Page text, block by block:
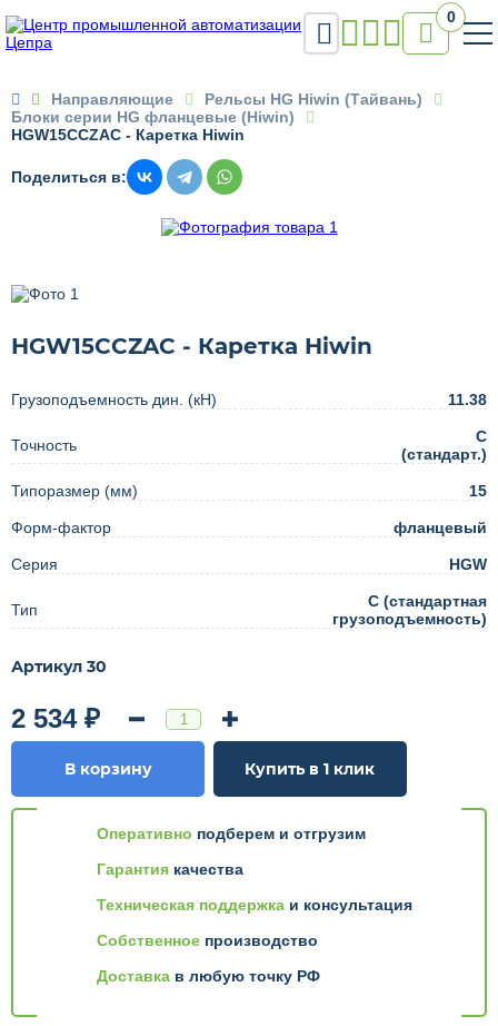
 0
 Направляющие
Рельсы HG Hiwin (Тайвань)
Блоки серии HG фланцевые (Hiwin)
HGW15CCZAC - Каретка Hiwin
Поделиться в:
HGW15CCZAC - Каретка Hiwin
Грузоподъемность дин. (кН) 11.38
Точность
C
(стандарт.)
Типоразмер (мм) 15
Форм-фактор фланцевый
Серия HGW
Тип
C (стандартная
грузоподъемность)
Артикул 30
Оперативно подберем и отгрузим
Гарантия качества
Техническая поддержка и консультация
Собственное производство
Доставка в любую точку РФ
2 534 ₽
В корзину Купить в 1 клик